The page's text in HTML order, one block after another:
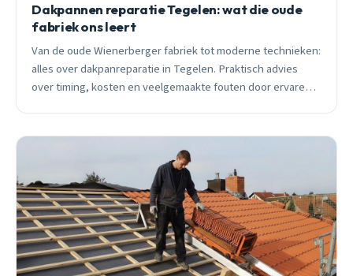
Dakpannen reparatie Tegelen: wat die oude
fabriek ons leert
Van de oude Wienerberger fabriek tot moderne technieken:
alles over dakpanreparatie in Tegelen. Praktisch advies
over timing, kosten en veelgemaakte fouten door ervaren